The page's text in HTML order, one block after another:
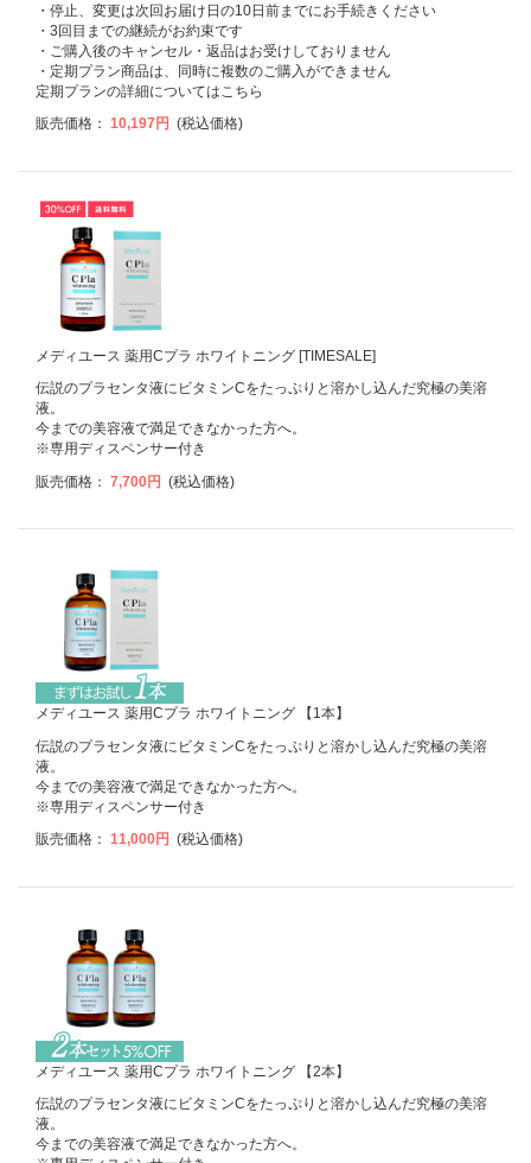
・停止、変更は次回お届け日の10日前までにお手続きください
・3回目までの継続がお約束です
・ご購入後のキャンセル・返品はお受けしておりません
・定期プラン商品は、同時に複数のご購入ができません
定期プランの詳細については こちら
販売価格： 10,197円 (税込価格)
メディユース 薬用Cプラ ホワイトニング [TIMESALE]
伝説のプラセンタ液にビタミンCをたっぷりと溶かし込んだ究極の美溶
液。
今までの美容液で満足できなかった方へ。
※専用ディスペンサー付き
販売価格： 7,700円 (税込価格)
メディユース 薬用Cプラ ホワイトニング 【1本】
伝説のプラセンタ液にビタミンCをたっぷりと溶かし込んだ究極の美溶
液。
今までの美容液で満足できなかった方へ。
※専用ディスペンサー付き
販売価格： 11,000円 (税込価格)
メディユース 薬用Cプラ ホワイトニング 【2本】
伝説のプラセンタ液にビタミンCをたっぷりと溶かし込んだ究極の美溶
液。
今までの美容液で満足できなかった方へ。